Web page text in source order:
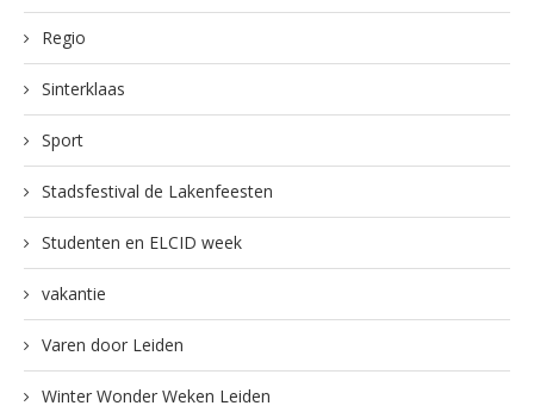
Regio
Sinterklaas
Sport
Stadsfestival de Lakenfeesten
Studenten en ELCID week
vakantie
Varen door Leiden
Winter Wonder Weken Leiden